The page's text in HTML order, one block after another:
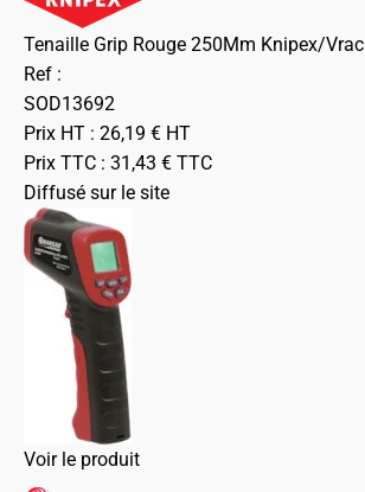
Tenaille Grip Rouge 250Mm Knipex/Vrac
Ref :
SOD13692
Prix HT : 26,19 € HT
Prix TTC : 31,43 € TTC
Diffusé sur le site
Voir le produit